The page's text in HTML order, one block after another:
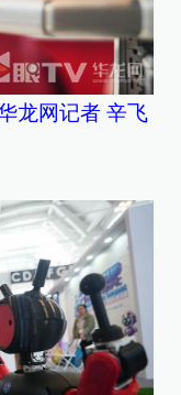
龙网记者 辛飞